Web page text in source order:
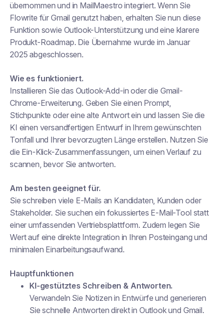
übernommen und in MailMaestro integriert. Wenn Sie
Flowrite für Gmail genutzt haben, erhalten Sie nun diese
Funktion sowie Outlook-Unterstützung und eine klarere
Produkt-Roadmap. Die Übernahme wurde im Januar
2025 abgeschlossen.
Wie es funktioniert.
Installieren Sie das Outlook-Add-in oder die Gmail-
Chrome-Erweiterung. Geben Sie einen Prompt,
Stichpunkte oder eine alte Antwort ein und lassen Sie die
KI einen versandfertigen Entwurf in Ihrem gewünschten
Tonfall und Ihrer bevorzugten Länge erstellen. Nutzen Sie
die Ein-Klick-Zusammenfassungen, um einen Verlauf zu
scannen, bevor Sie antworten.
Am besten geeignet für.
Sie schreiben viele E-Mails an Kandidaten, Kunden oder
Stakeholder. Sie suchen ein fokussiertes E-Mail-Tool statt
einer umfassenden Vertriebsplattform. Zudem legen Sie
Wert auf eine direkte Integration in Ihren Posteingang und
minimalen Einarbeitungsaufwand.
Hauptfunktionen
KI-gestütztes Schreiben & Antworten.
Verwandeln Sie Notizen in Entwürfe und generieren
Sie schnelle Antworten direkt in Outlook und Gmail.